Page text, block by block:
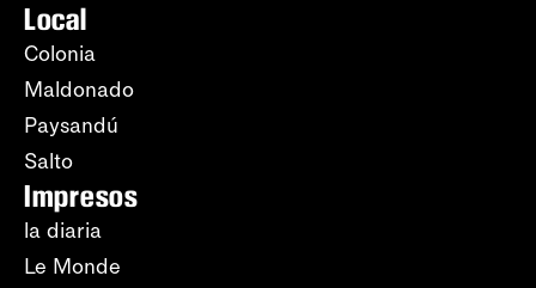
Local
Colonia
Maldonado
Paysandú
Salto
Impresos
la diaria
Le Monde